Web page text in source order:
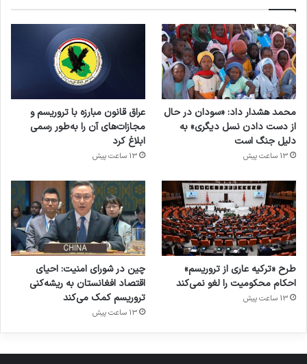
محمد هشدار داد: «سودان در حال
از دست دادن نسل دیگری» به
دلیل جنگ است
13 ساعت پیش
عراق قانون مبارزه با تروریسم و
مجازات‌های آن را به‌طور رسمی
ابلاغ کرد
13 ساعت پیش
طرح «ترکیه عاری از تروریسم»
احکام محکومیت را لغو نمی‌کند
13 ساعت پیش
چین در شورای امنیت: احیای
اقتصاد افغانستان به ریشه‌کنی
تروریسم کمک می‌کند
13 ساعت پیش